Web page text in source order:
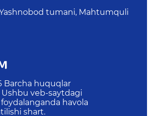
tumani, Mahtumquli
Barcha huquqlar
veb-saytdagi
havola
shart.